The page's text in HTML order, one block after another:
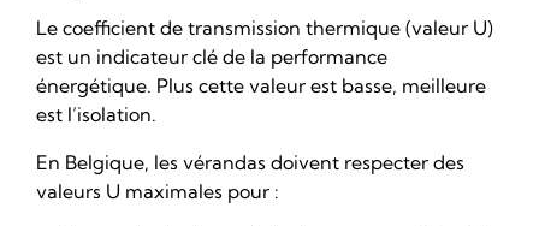
Le coefficient de transmission thermique (valeur U)
est un indicateur clé de la performance
énergétique. Plus cette valeur est basse, meilleure
est l’isolation.
En Belgique, les vérandas doivent respecter des
valeurs U maximales pour :